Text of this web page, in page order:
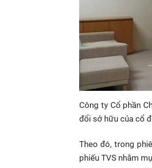
Công ty Cổ phần
đổi sở hữu của cổ
Theo đó, trong
phiếu TVS nhằm